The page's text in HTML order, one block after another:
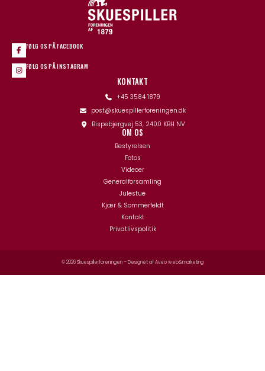
FØLG OS PÅ FACEBOOK
FØLG OS PÅ INSTAGRAM
KONTAKT
+45 3584 1879
post@skuespillerforeningen.dk
Bispebjergvej 53, 2400 KBH NV
OM OS
Bestyrelsen
Fotos
Videoer
Generalforsamling
Julestue
Kjær & Sommerfeldt
Kontakt
Privatlivspolitik
© 2026 Skuespillerforeningen – Designet afAveo web&marketing